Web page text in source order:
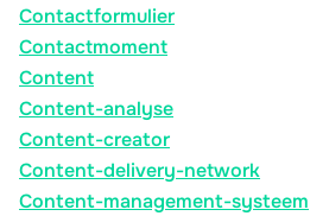
Contactformulier
Contactmoment
Content
Content-analyse
Content-creator
Content-delivery-network
Content-management-systeem